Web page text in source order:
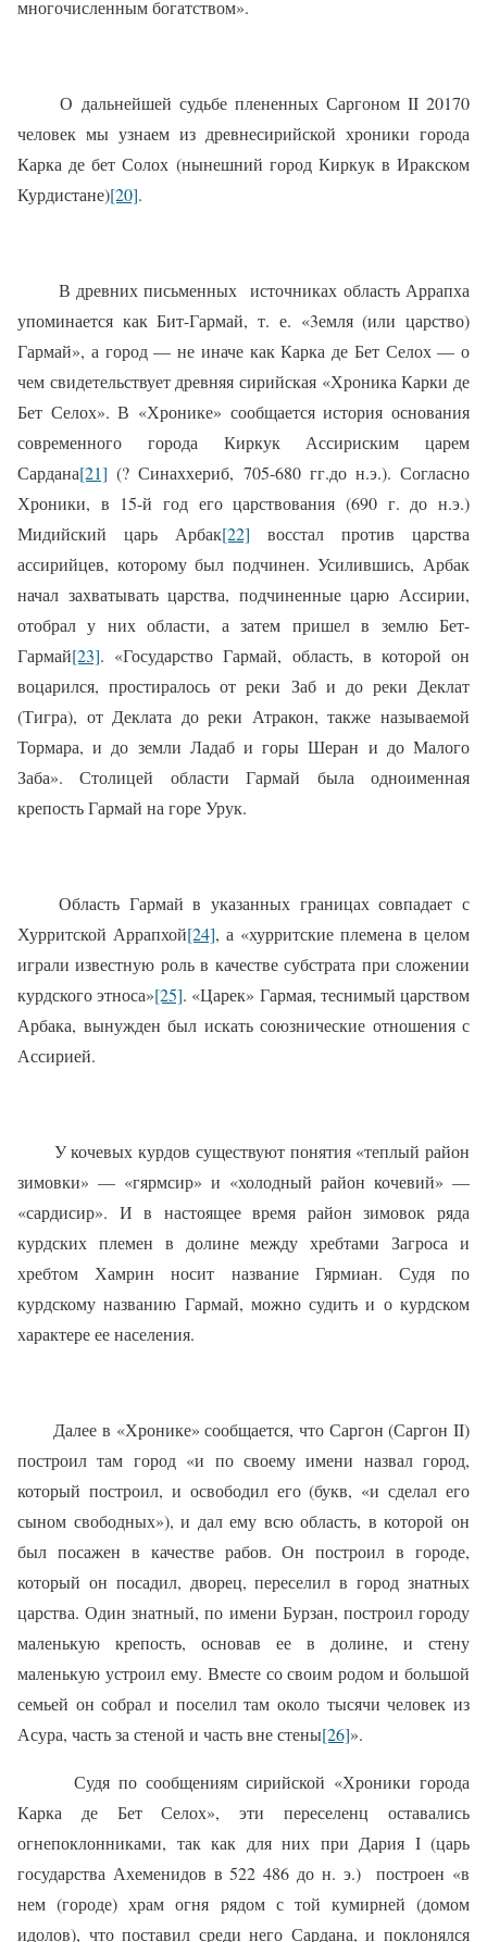
многочисленным богатством».
О дальнейшей судьбе плененных Саргоном II 20170
человек мы узнаем из древнесирийской хроники города
Карка де бет Солох (нынешний город Киркук в Иракском
Курдистане)[20].
В древних письменных источниках область Аррапха
упоминается как Бит-Гармай, т. е. «3емля (или царство)
Гармай», а город — не иначе как Карка де Бет Селох — о
чем свидетельствует древняя сирийская «Хроника Карки де
Бет Селох». В «Хронике» сообщается история основания
современного города Киркук Ассириским царем
Сардана[21] (? Синаххериб, 705-680 гг.до н.э.). Согласно
Хроники, в 15-й год его царствования (690 г. до н.э.)
Мидийский царь Арбак[22] восстал против царства
ассирийцев, которому был подчинен. Усилившись, Арбак
начал захватывать царства, подчиненные царю Ассирии,
отобрал у них области, а затем пришел в землю Бет-
Гармай[23]. «Государство Гармай, область, в которой он
воцарился, простиралось от реки Заб и до реки Деклат
(Тигра), от Деклата до реки Атракон, также называемой
Тормара, и до земли Ладаб и горы Шеран и до Малого
Заба». Столицей области Гармай была одноименная
крепость Гармай на горе Урук.
Область Гармай в указанных границах совпадает с
Хурритской Аррапхой[24], а «хурритские племена в целом
играли известную роль в качестве субстрата при сложении
курдского этноса»[25]. «Царек» Гармая, теснимый царством
Арбака, вынужден был искать союзнические отношения с
Ассирией.
У кочевых курдов существуют понятия «теплый район
зимовки» — «гярмсир» и «холодный район кочевий» —
«сардисир». И в настоящее время район зимовок ряда
курдских племен в долине между хребтами Загроса и
хребтом Хамрин носит название Гярмиан. Судя по
курдскому названию Гармай, можно судить и о курдском
характере ее населения.
Далее в «Хронике» сообщается, что Саргон (Саргон II)
построил там город «и по своему имени назвал город,
который построил, и освободил его (букв, «и сделал его
сыном свободных»), и дал ему всю область, в которой он
был посажен в качестве рабов. Он построил в городе,
который он посадил, дворец, переселил в город знатных
царства. Один знатный, по имени Бурзан, построил городу
маленькую крепость, основав ее в долине, и стену
маленькую устроил ему. Вместе со своим родом и большой
семьей он собрал и поселил там около тысячи человек из
Асура, часть за стеной и часть вне стены[26]».
Судя по сообщениям сирийской «Хроники города
Карка де Бет Селох», эти переселенц оставались
огнепоклонниками, так как для них при Дария I (царь
государства Ахеменидов в 522 486 до н. э.)
построен «в
нем (городе) храм огня рядом с той кумирней (домом
идолов), что поставил среди него Сардана, и поклонялся